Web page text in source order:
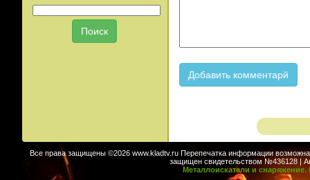
Все права защищены ©2026 www.kladtv.ru Перепечатка информации возможна
защищен свидетельством №436128 |
Металлоискатели и